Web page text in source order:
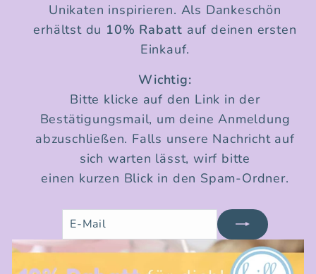
Unikaten inspirieren. Als Dankeschön
erhältst du 10% Rabatt auf deinen ersten
Einkauf.
Wichtig:
Bitte klicke auf den Link in der
Bestätigungsmail, um deine Anmeldung
abzuschließen. Falls unsere Nachricht auf
sich warten lässt, wirf bitte
einen kurzen Blick in den Spam-Ordner.
Mail
anmelden